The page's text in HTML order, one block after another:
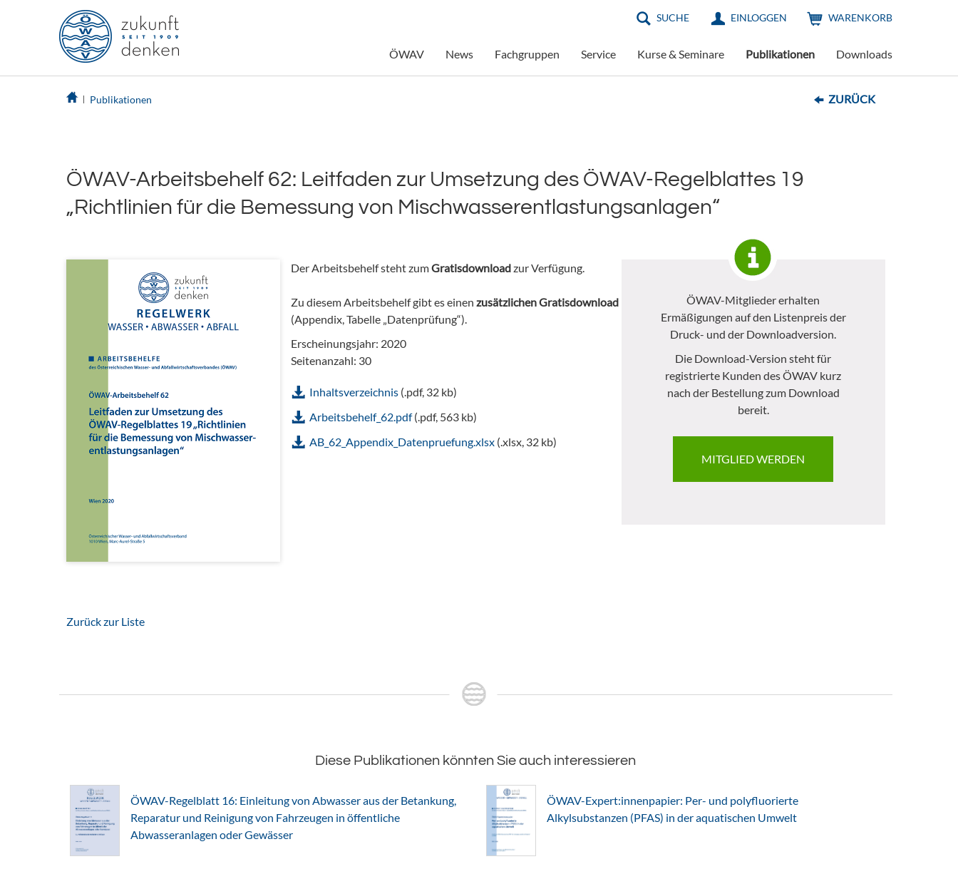
SUCHE EINLOGGEN WARENKORB
ÖWAV News Fachgruppen Service Kurse & Seminare Publikationen Downloads
Publikationen ZURÜCK
ÖWAV-Arbeitsbehelf 62: Leitfaden zur Umsetzung des ÖWAV-Regelblattes 19
„Richtlinien für die Bemessung von Mischwasserentlastungsanlagen“
Der Arbeitsbehelf steht zumGratisdownloadzur Verfügung.
Zu diesem Arbeitsbehelf gibt es einen zusätzlichen Gratisdownload
(Appendix, Tabelle „Datenprüfung“).
Erscheinungsjahr: 2020
Seitenanzahl: 30
Inhaltsverzeichnis(.pdf, 32 kb)
Arbeitsbehelf_62.pdf(.pdf, 563 kb)
AB_62_Appendix_Datenpruefung.xlsx(.xlsx, 32 kb)
ÖWAV-Mitglieder erhalten
Ermäßigungen auf den Listenpreis der
Druck- und der Downloadversion.
Die Download-Version steht für
registrierte Kunden des ÖWAV kurz
nach der Bestellung zum Download
bereit.
MITGLIED WERDEN
Zurück zur Liste
Diese Publikationen könnten Sie auch interessieren
ÖWAV-Regelblatt 16: Einleitung von Abwasser aus der Betankung,
Reparatur und Reinigung von Fahrzeugen in öffentliche
Abwasseranlagen oder Gewässer
ÖWAV-Expert:innenpapier: Per- und polyfluorierte
Alkylsubstanzen (PFAS) in der aquatischen Umwelt